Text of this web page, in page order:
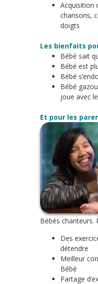
Acquisition
chansons,
doigts
Les bienfaits
Bébé sait
Bébé est
Bébé
Bébé
joue avec
Et pour les
Bébés chanteurs.
Des
détendre
Meilleur
Bébé
Partage